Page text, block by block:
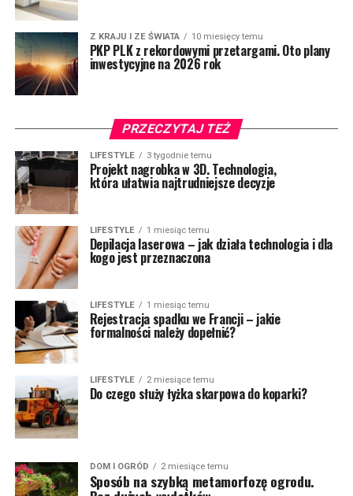
Z KRAJU I ZE ŚWIATA 10 miesięcy temu
PKP PLK z rekordowymi przetargami. Oto plany
inwestycyjne na 2026 rok
PRZECZYTAJ TEŻ
LIFESTYLE 3 tygodnie temu
Projekt nagrobka w 3D. Technologia,
która ułatwia najtrudniejsze decyzje
LIFESTYLE 1 miesiąc temu
Depilacja laserowa – jak działa technologia i dla
kogo jest przeznaczona
LIFESTYLE 1 miesiąc temu
Rejestracja spadku we Francji – jakie
formalności należy dopełnić?
LIFESTYLE 2 miesiące temu
Do czego służy łyżka skarpowa do koparki?
DOM I OGRÓD 2 miesiące temu
Sposób na szybką metamorfozę ogrodu.